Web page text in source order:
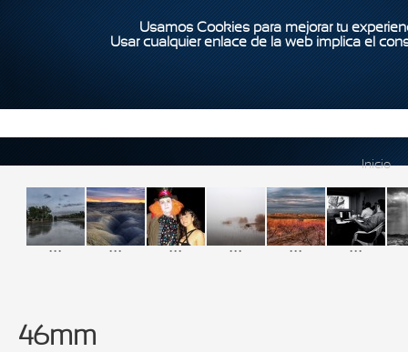
Usamos Cookies para mejorar tu
Usar cualquier enlace de la web implica el
Inicio
... ... ... ... ... ...
46mm